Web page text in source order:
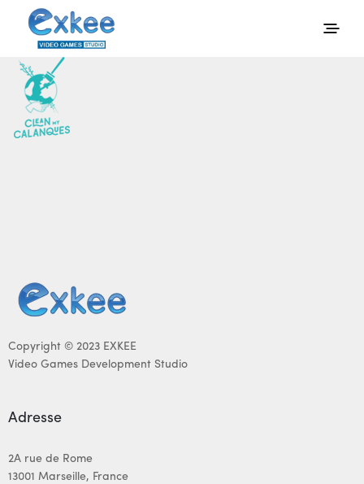
Copyright © 2023 EXKEE
Video Games Development Studio
Adresse
2A rue de Rome
13001 Marseille, France